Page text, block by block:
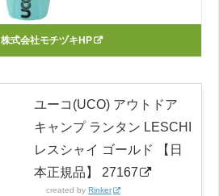
株式会社モチヅキHP
ユーコ(UCO) アウトドア
キャンプ ランタン LESCHI
レスシャイ ゴールド 【日
本正規品】 27167
created by Rinker